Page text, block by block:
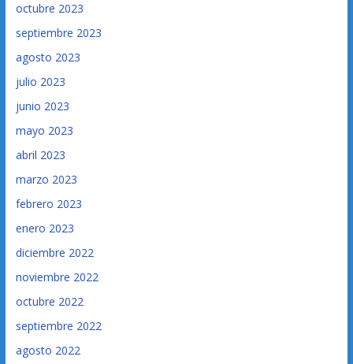
octubre 2023
septiembre 2023
agosto 2023
julio 2023
junio 2023
mayo 2023
abril 2023
marzo 2023
febrero 2023
enero 2023
diciembre 2022
noviembre 2022
octubre 2022
septiembre 2022
agosto 2022